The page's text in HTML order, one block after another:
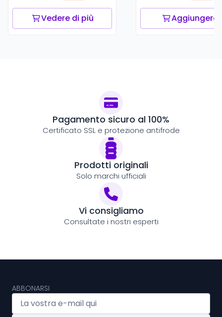
Vedere di più Aggiungere
Pagamento sicuro al 100%
Certificato SSL e protezione antifrode
Prodotti originali
Solo marchi ufficiali
Vi consigliamo
Consultate i nostri esperti
ABBONARSI